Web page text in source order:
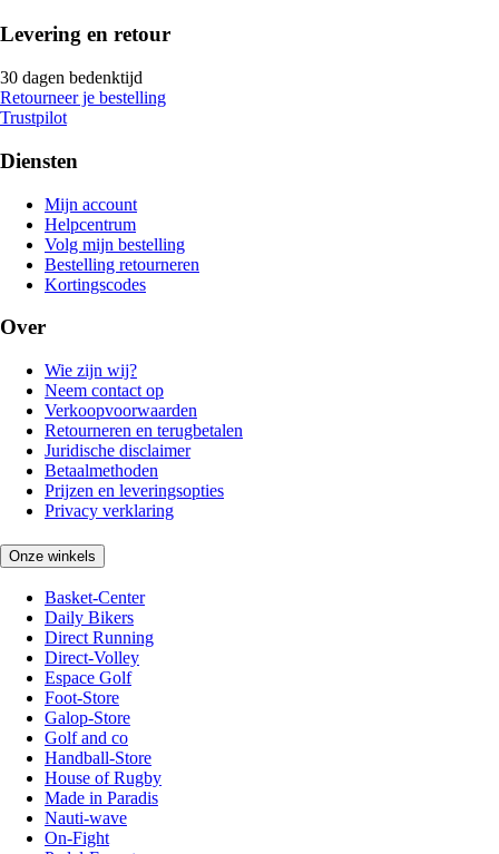
Levering en retour
30 dagen bedenktijd
Retourneer je bestelling
Trustpilot
Diensten
Mijn account
Helpcentrum
Volg mijn bestelling
Bestelling retourneren
Kortingscodes
Over
Wie zijn wij?
Neem contact op
Verkoopvoorwaarden
Retourneren en terugbetalen
Juridische disclaimer
Betaalmethoden
Prijzen en leveringsopties
Privacy verklaring
Onze winkels
Basket-Center
Daily Bikers
Direct Running
Direct-Volley
Espace Golf
Foot-Store
Galop-Store
Golf and co
Handball-Store
House of Rugby
Made in Paradis
Nauti-wave
On-Fight